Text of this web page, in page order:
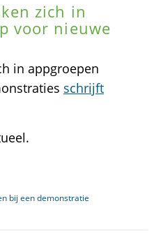
zich in
voor nieuwe
in appgroepen
schrijft
bij een demonstratie